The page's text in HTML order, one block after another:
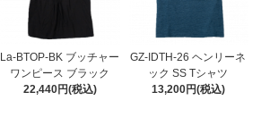
La-BTOP-BK ブッチャー
ワンピース ブラック
22,440円(税込)
GZ-IDTH-26 ヘンリーネ
ック SS Tシャツ
13,200円(税込)